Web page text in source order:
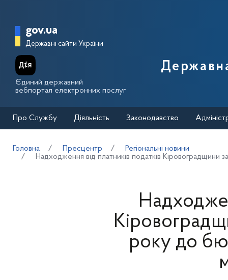
Головна сторінка Державної
gov.ua
Державні сайти України
Єдиний державний
вебпортал електронних послуг
Про Службу Діяльність Законодавство
Головна Пресцентр
Регіональні новини
Надходження від платників податків Кіровоградщини
року до